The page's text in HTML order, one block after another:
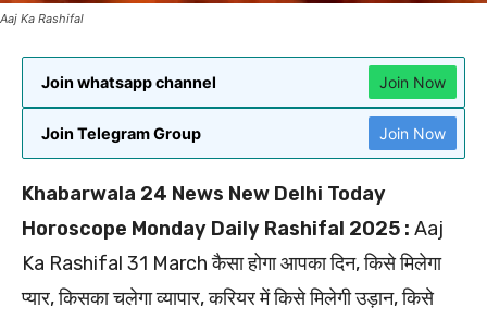
Aaj Ka Rashifal
Join whatsapp channel Join Now
Join Telegram Group Join Now
Khabarwala 24 News New Delhi Today
Horoscope Monday Daily Rashifal 2025 : Aaj
Ka Rashifal 31 March कैसा होगा आपका दिन, किसे मिलेगा
प्यार, किसका चलेगा व्यापार, करियर में किसे मिलेगी उड़ान, किसे